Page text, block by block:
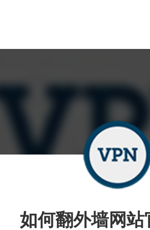
如何翻外墙网站